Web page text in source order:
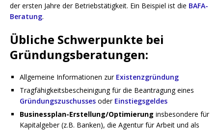
der ersten Jahre der Betriebstätigkeit. Ein Beispiel ist die BAFA-
Beratung.
Übliche Schwerpunkte bei
Gründungsberatungen:
Allgemeine Informationen zur Existenzgründung
Tragfähigkeitsbescheinigung für die Beantragung eines
Gründungszuschusses oder Einstiegsgeldes
Businessplan-Erstellung/Optimierung insbesondere für
Kapitalgeber (z.B. Banken), die Agentur für Arbeit und als